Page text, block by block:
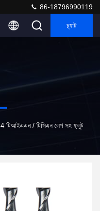
86-18796990119
চ্যাট
4 টিআইএএন / টিসিএন লেপ সহ ফ্লুট